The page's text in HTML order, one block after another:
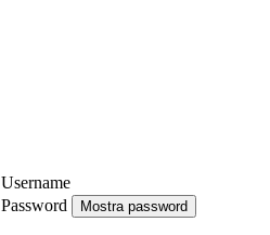
Username
Password
Mostra password